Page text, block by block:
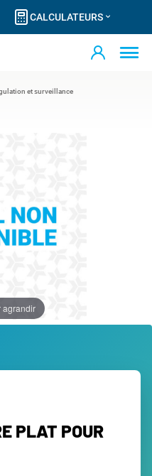
CALCULATEURS
et surveillance
agrandir
PLAT POUR